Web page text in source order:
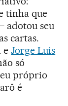
tinha que
adotou seu
cartas.
eJorge Luis
só
próprio
é